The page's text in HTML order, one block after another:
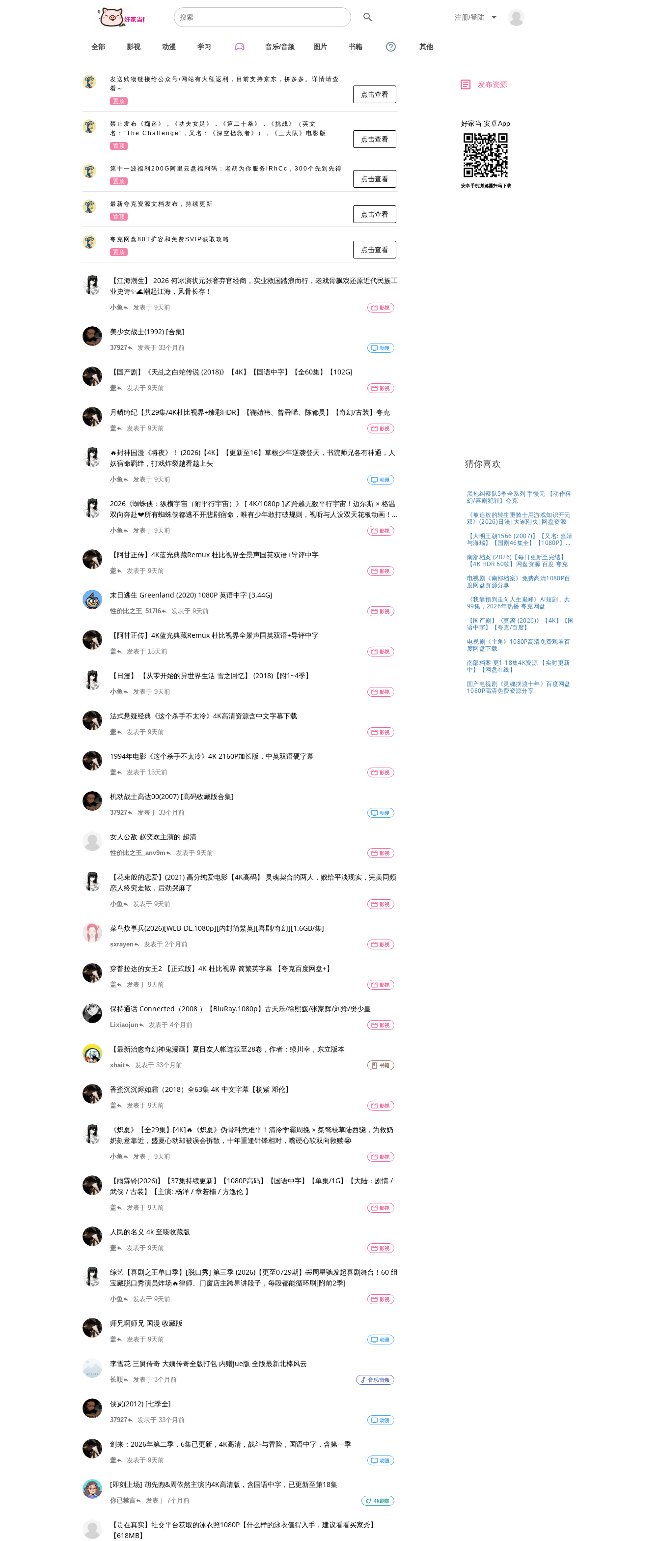
search 注册/登陆 arrow_drop_down
全部 影视 动漫 学习 sports_esports 音乐/音频 图片 书籍 help_outline 其他
发送购物链接给公众号/网站有大额返利，目前支持京东，拼多多。详情请查
看～
置顶
点击查看
禁止发布《痴迷》，《功夫女足》，《第二十条》，《挑战》（英文
名：“The Challenge”，又名：《深空拯救者》），《三大队》电影版
置顶
点击查看
第十一波福利200G阿里云盘福利码：老胡为你服务iRhCc，300个先到先得
置顶
点击查看
最新夸克资源文档发布，持续更新
置顶
点击查看
夸克网盘80T扩容和免费SVIP获取攻略
置顶
点击查看
【江海潮生】 2026 何冰演状元张謇弃官经商，实业救国踏浪而行，老戏骨飙戏还原近代民族工
业史诗✨🌊潮起江海，风骨长存！
小鱼 reply 发表于 9天前 movie 影视
美少女战士(1992) [合集]
37927reply 发表于 33个月前 tv 动漫
【国产剧】《天乩之白蛇传说 (2018)》【4K】【国语中字】【全60集】【102G]
盖reply 发表于 9天前 movie 影视
月鳞绮纪【共29集/4K杜比视界+臻彩HDR】【鞠婧祎、曾舜晞、陈都灵】【奇幻/古装】夸克
盖reply 发表于 9天前 movie 影视
🔥封神国漫《将夜》！ (2026)【4K】【更新至16】草根少年逆袭登天，书院师兄各有神通，人
妖宿命羁绊，打戏炸裂越看越上头
小鱼 reply 发表于 9天前 tv 动漫
2026《蜘蛛侠：纵横宇宙（附平行宇宙）》 [ 4K/1080p ]🌌跨越无数平行宇宙！迈尔斯 × 格温
双向奔赴💔所有蜘蛛侠都逃不开悲剧宿命，唯有少年敢打破规则，视听与人设双天花板动画！ [
中英字幕 ]【 5GB】
小鱼 reply 发表于 9天前 movie 影视
【阿甘正传】4K蓝光典藏Remux 杜比视界全景声国英双语+导评中字
盖reply 发表于 9天前 movie 影视
末日逃生 Greenland (2020) 1080P 英语中字 [3.44G]
性价比之王_517l6reply 发表于 9天前 movie 影视
【阿甘正传】4K蓝光典藏Remux 杜比视界全景声国英双语+导评中字
盖reply 发表于 15天前 movie 影视
【日漫】 【从零开始的异世界生活 雪之回忆】 (2018)【附1~4季】
小鱼 reply 发表于 9天前 movie 影视
法式悬疑经典《这个杀手不太冷》4K高清资源含中文字幕下载
盖reply 发表于 9天前 movie 影视
1994年电影《这个杀手不太冷》4K 2160P加长版，中英双语硬字幕
盖reply 发表于 15天前 movie 影视
机动战士高达00(2007) [高码收藏版合集]
37927reply 发表于 33个月前 tv 动漫
女人公敌 赵奕欢主演的 超清
性价比之王_anv9m reply 发表于 9天前 movie 影视
【花束般的恋爱】(2021) 高分纯爱电影【4K高码】 灵魂契合的两人，败给平淡现实，完美同频
恋人终究走散，后劲哭麻了
小鱼 reply 发表于 9天前 movie 影视
菜鸟炊事兵(2026)[WEB-DL.1080p][内封简繁英][喜剧/奇幻][1.6GB/集]
sxrayen reply 发表于 2个月前 movie 影视
穿普拉达的女王2 【正式版】4K 杜比视界 简繁英字幕 【夸克百度网盘+】
盖reply 发表于 9天前 movie 影视
保持通话 Connected（2008 ）【BluRay.1080p】古天乐/徐熙媛/张家辉/刘烨/樊少皇
Lixiaojun reply 发表于 4个月前 movie 影视
【最新治愈奇幻神鬼漫画】夏目友人帐连载至28卷，作者：绿川幸，东立版本
xhaitreply 发表于 33个月前 book 书籍
香蜜沉沉烬如霜（2018）全63集 4K 中文字幕【杨紫 邓伦】
盖reply 发表于 9天前 movie 影视
《炽夏》【全29集】[4K]🔥《炽夏》伪骨科意难平！清冷学霸周挽 × 桀骜校草陆西骁，为救奶
奶刻意靠近，盛夏心动却被误会拆散，十年重逢针锋相对，嘴硬心软双向救赎😭
小鱼reply 发表于 9天前 movie 影视
【雨霖铃(2026)】【37集持续更新】【1080P高码】【国语中字】【单集/1G】【大陆：剧情 /
武侠 / 古装】【主演: 杨洋 / 章若楠 / 方逸伦 】
盖reply 发表于 9天前 movie 影视
人民的名义 4k 至臻收藏版
盖reply 发表于 9天前 movie 影视
综艺【喜剧之王单口季】[脱口秀] 第三季 (2026)【更至0729期】🤣周星驰发起喜剧舞台！60 组
宝藏脱口秀演员炸场🔥律师、门窗店主跨界讲段子，每段都能循环刷[附前2季]
小鱼reply 发表于 9天前 movie 影视
师兄啊师兄 国漫 收藏版
盖reply 发表于 9天前 tv 动漫
李雪花 三舅传奇 大姨传奇全版打包 内赠jue版 全版最新北棒风云
长顺reply 发表于 3个月前 music_note 音乐/音频
侠岚(2012) [七季全]
37927reply 发表于 33个月前 tv 动漫
剑来：2026年第二季，6集已更新，4K高清，战斗与冒险，国语中字，含第一季
盖reply 发表于 9天前 tv 动漫
[即刻上场] 胡先煦&周依然主演的4K高清版，含国语中字，已更新至第18集
你已禁言reply 发表于 7个月前 eco 4k剧集
【贵在真实】社交平台获取的泳衣照1080P【什么样的泳衣值得入手，建议看看买家秀】
【618MB】
article 发布资源
好家当 安卓App
安卓手机浏览器扫码下载
猜你喜欢
黑袍纠察队5季全系列 手慢无 【动作科
幻/喜剧犯罪】夸克
《被追放的转生重骑士用游戏知识开无
双》(2026)日漫|大冢刚央|网盘资源
【大明王朝1566 (2007)】【又名: 嘉靖
与海瑞】【国剧46集全】【1080P】
分】【剧情 / 历史】【陈宝国 / 黄志忠 /
倪大红 】夸克
南部档案 (2026)【每日更新至完结】
【4K HDR 60帧】网盘资源 百度 夸克
电视剧《南部档案》免费高清1080P百
度网盘资源分享
《我靠预判走向人生巅峰》AI短剧，共
99集，2026年热播 夸克网盘
【国产剧】《莫离 (2026)》【4K】【国
语中字】【夸克/百度】
电视剧《主角》1080P高清免费观看百
度网盘下载
南部档案 更1-18集4K资源 【实时更新
中】【网盘在线】
国产电视剧《灵魂摆渡十年》百度网盘
1080P高清免费资源分享